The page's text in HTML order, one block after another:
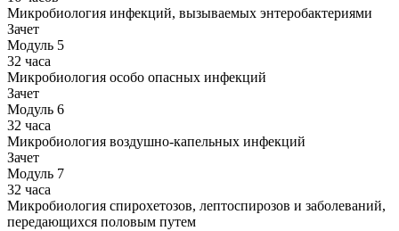
Микробиология инфекций, вызываемых энтеробактериями
Зачет
Модуль 5
32 часа
Микробиология особо опасных инфекций
Зачет
Модуль 6
32 часа
Микробиология воздушно-капельных инфекций
Зачет
Модуль 7
32 часа
Микробиология спирохетозов, лептоспирозов и заболеваний,
передающихся половым путем